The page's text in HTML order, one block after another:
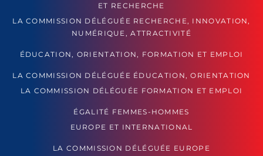
ET RECHERCHE
LA COMMISSION DÉLÉGUÉE RECHERCHE, INNOVATION,
NUMÉRIQUE, ATTRACTIVITÉ
ÉDUCATION, ORIENTATION, FORMATION ET EMPLOI
LA COMMISSION DÉLÉGUÉE ÉDUCATION, ORIENTATION
LA COMMISSION DÉLÉGUÉE FORMATION ET EMPLOI
ÉGALITÉ FEMMES-HOMMES
EUROPE ET INTERNATIONAL
LA COMMISSION DÉLÉGUÉE EUROPE